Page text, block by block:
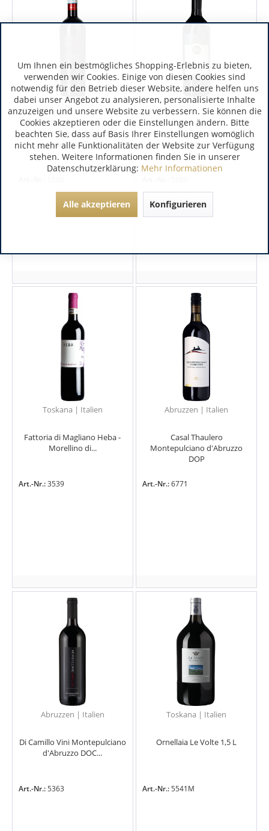
Veneto | Italien
Albino Armani Ripasso
Valpolicella
Veneto | Italien
ROCCA DI PECI Cabernet
Sauvignon 1 Liter
Toskana | Italien
Fattoria di Magliano Heba -
Morellino di...
Art.-Nr.:3539
Abruzzen | Italien
Casal Thaulero
Montepulciano d'Abruzzo
DOP
Art.-Nr.:6771
Abruzzen | Italien
Di Camillo Vini Montepulciano
d'Abruzzo DOC...
Art.-Nr.:5363
Toskana | Italien
Ornellaia Le Volte 1,5 L
Art.-Nr.:5541M
Um Ihnen ein bestmögliches Shopping-Erlebnis zu bieten,
verwenden wir Cookies. Einige von diesen Cookies sind
notwendig für den Betrieb dieser Website, andere helfen uns
dabei unser Angebot zu analysieren, personalisierte Inhalte
anzuzeigen und unsere Website zu verbessern. Sie können die
Cookies akzeptieren oder die Einstellungen ändern. Bitte
beachten Sie, dass auf Basis Ihrer Einstellungen womöglich
nicht mehr alle Funktionalitäten der Website zur Verfügung
stehen. Weitere Informationen finden Sie in unserer
Datenschutzerklärung: Mehr Informationen
Alle akzeptieren Konfigurieren